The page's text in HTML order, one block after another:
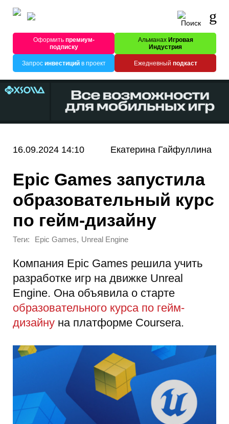
Оформитьпремиум-
подписку
Альманах Игровая
Индустрия
Запрос инвестицийв проект Ежедневный подкаст
16.09.2024 14:10 Екатерина Гайфуллина
Epic Games запустила
образовательный курс
по гейм-дизайну
Теги: Epic Games, Unreal Engine
Компания Epic Games решила учить
разработке игр на движке Unreal
Engine. Она объявила о старте
образовательного курса по гейм-
дизайну на платформе Coursera.